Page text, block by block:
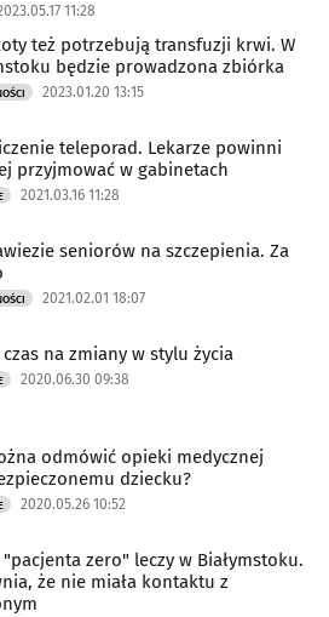
11:28
też potrzebują transfuzji krwi. W
będzie prowadzona zbiórka
2023.01.20 13:15
teleporad. Lekarze powinni
przyjmować w gabinetach
2021.03.16 11:28
seniorów na szczepienia. Za
2021.02.01 18:07
czas na zmiany w stylu życia
2020.06.30 09:38
odmówić opieki medycznej
dziecku?
2020.05.26 10:52
zero" leczy w Białymstoku.
że nie miała kontaktu z